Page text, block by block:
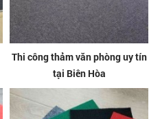
Thi công thảm văn phòng uy tín
tại Biên Hòa